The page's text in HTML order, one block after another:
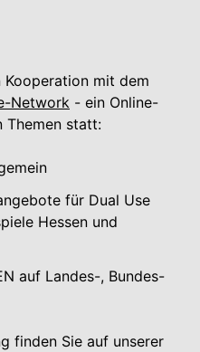
mit dem
Network - ein Online-
Themen statt:
für Dual Use
Hessen und
auf Landes-, Bundes-
finden Sie auf unserer